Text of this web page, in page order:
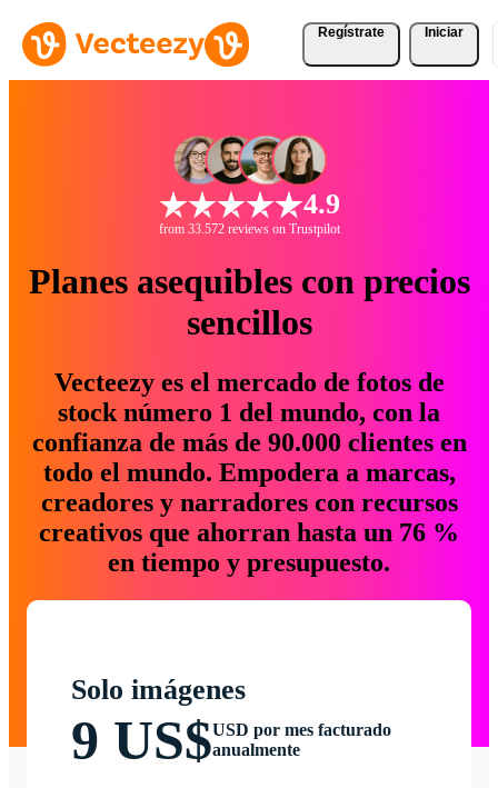
Regístrate Iniciar
4.9
from 33.572 reviews on Trustpilot
Planes asequibles con precios
sencillos
Vecteezy es el mercado de fotos de
stock número 1 del mundo, con la
confianza de más de 90.000 clientes en
todo el mundo. Empodera a marcas,
creadores y narradores con recursos
creativos que ahorran hasta un 76 %
en tiempo y presupuesto.
Solo imágenes
9 US$USD por mes facturado
anualmente